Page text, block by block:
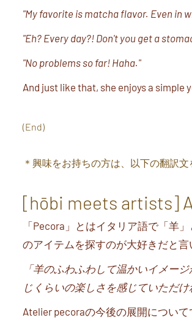
"My favorite is matcha flavor. Even in
"Eh? Every day?! Don't you get a
"No problems so far! Haha."
And just like that, she enjoys a simple
(End)
＊興味をお持ちの方は、以下の翻訳
[hōbi meets artists]
「Pecora 」とはイタリア語で「羊
のアイテムを探すのが大好きだと言
「羊のふわふわして温かいイメー
じくらいの楽しさを感じていただけ
Atelier pecoraの今後の展開につい